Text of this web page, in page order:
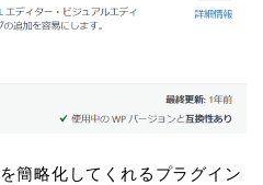
簡略化してくれるプラグイン